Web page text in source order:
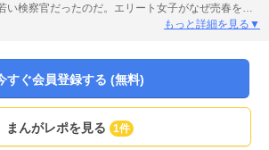
い検察官だったのだ。エリート女子がなぜ売春を？
至ったのか？しかもそんな犯罪を暴くような職にあ
ダンホラーが完全版にて開幕。心の闇にダイブする
もっと詳細を見る▼
すぐ会員登録する (無料)
まんがレポを見る 1件